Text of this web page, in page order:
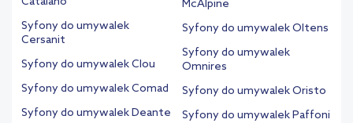
Syfony do umywalek
Cersanit
Syfony do umywalek Clou
Syfony do umywalek Comad
Syfony do umywalek Deante
McAlpine
Syfony do umywalek Oltens
Syfony do umywalek
Omnires
Syfony do umywalek Oristo
Syfony do umywalek Paffoni